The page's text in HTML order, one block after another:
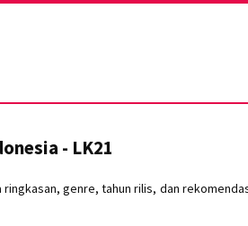
- LK21
genre, tahun rilis, dan